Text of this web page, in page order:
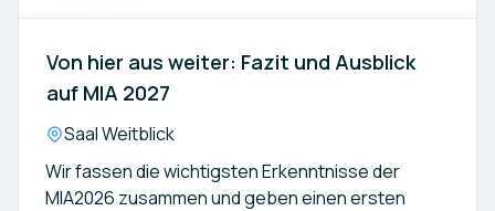
Von hier aus weiter: Fazit und Ausblick
auf MIA 2027
Location:
Saal Weitblick
Wir fassen die wichtigsten Erkenntnisse der
MIA2026 zusammen und geben einen ersten